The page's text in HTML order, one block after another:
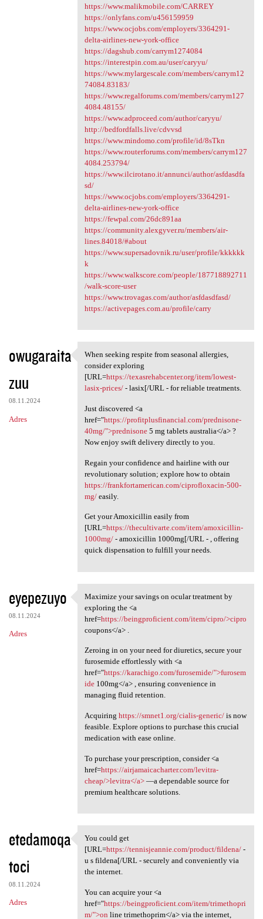
https://www.malikmobile.com/CARREY
https://onlyfans.com/u456159959
https://www.ocjobs.com/employers/3364291-
delta-airlines-new-york-office
https://dagshub.com/carrym1274084
https://interestpin.com.au/user/caryyu/
https://www.mylargescale.com/members/carrym12
74084.83183/
https://www.regalforums.com/members/carrym127
4084.48155/
https://www.adproceed.com/author/caryyu/
http://bedfordfalls.live/cdvvsd
https://www.mindomo.com/profile/id/8sTkn
https://www.routerforums.com/members/carrym127
4084.253794/
https://www.ilcirotano.it/annunci/author/asfdasdfa
sd/
https://www.ocjobs.com/employers/3364291-
delta-airlines-new-york-office
https://fewpal.com/26dc891aa
https://community.alexgyver.ru/members/air-
lines.84018/#about
https://www.supersadovnik.ru/user/profile/kkkkkk
k
https://www.walkscore.com/people/187718892711
/walk-score-user
https://www.trovagas.com/author/asfdasdfasd/
https://activepages.com.au/profile/carry
owugaraita
zuu
08.11.2024
Adres
When seeking respite from
When seeking respite from seasonal allergies,
consider exploring
[URL=https://texasrehabcenter.org/item/lowest-
lasix-prices/- lasix[/URL - for reliable treatments.
Just discovered <a
href="https://profitplusfinancial.com/prednisone-
40mg/">prednisone5 mg tablets australia</a> ?
Now enjoy swift delivery directly to you.
Regain your confidence and hairline with our
revolutionary solution; explore how to obtain
https://frankfortamerican.com/ciprofloxacin-500-
mg/easily.
Get your Amoxicillin easily from
[URL=https://thecultivarte.com/item/amoxicillin-
1000mg/- amoxicillin 1000mg[/URL - , offering
quick dispensation to fulfill your needs.
eyepezuyo
08.11.2024
Adres
Maximize your savings on
Maximize your savings on ocular treatment by
exploring the <a
href=https://beingproficient.com/item/cipro/>cipro
coupons</a> .
Zeroing in on your need for diuretics, secure your
furosemide effortlessly with <a
href="https://karachigo.com/furosemide/">furosem
ide100mg</a> , ensuring convenience in
managing fluid retention.
Acquiring https://smnet1.org/cialis-generic/is now
feasible. Explore options to purchase this crucial
medication with ease online.
To purchase your prescription, consider <a
href=https://airjamaicacharter.com/levitra-
cheap/>levitra</a>—a dependable source for
premium healthcare solutions.
etedamoqa
toci
08.11.2024
Adres
You could get [URL=https:/
You could get
[URL=https://tennisjeannie.com/product/fildena/-
u s fildena[/URL - securely and conveniently via
the internet.
You can acquire your <a
href="https://beingproficient.com/item/trimethopri
m/">on line trimethoprim</a> via the internet,